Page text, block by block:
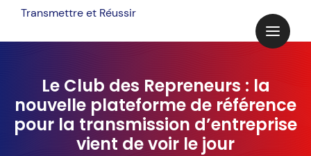
content
Transmettre et Réussir
Le Club des Repreneurs : la
nouvelle plateforme de référence
pour la transmission d’entreprise
vient de voir le jour